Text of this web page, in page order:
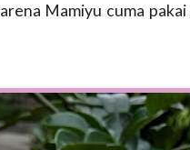
Mamiyu cuma